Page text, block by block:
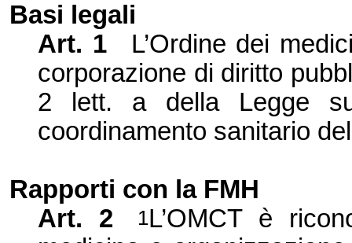
Basi legali
Art. 1
L’Ordine dei
corporazione di diritto
2 lett. a della Legge
coordinamento sanitario
Rapporti con la FMH
Art. 2
1L’OMCT è